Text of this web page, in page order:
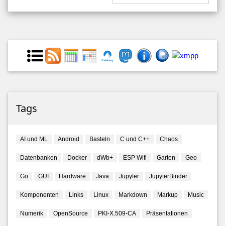
Tags
AI und ML Android Basteln C und C++ Chaos
Datenbanken Docker dWb+ ESP Wifi Garten Geo
Go GUI Hardware Java Jupyter JupyterBinder
Komponenten Links Linux Markdown Markup Music
Numerik OpenSource PKI-X.509-CA Präsentationen